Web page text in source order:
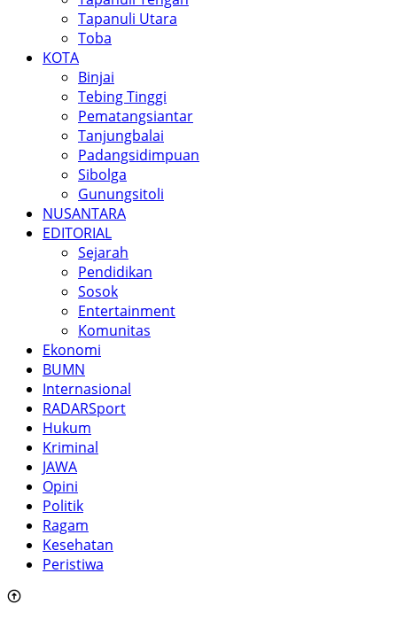
Tapanuli Utara
Toba
KOTA
Binjai
Tebing Tinggi
Pematangsiantar
Tanjungbalai
Padangsidimpuan
Sibolga
Gunungsitoli
NUSANTARA
EDITORIAL
Sejarah
Pendidikan
Sosok
Entertainment
Komunitas
Ekonomi
BUMN
Internasional
RADARSport
Hukum
Kriminal
JAWA
Opini
Politik
Ragam
Kesehatan
Peristiwa